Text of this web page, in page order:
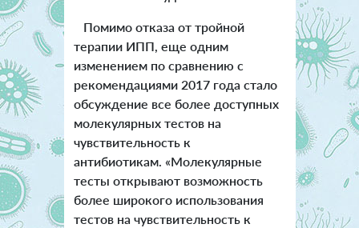
Помимо отказа от тройной
терапии ИПП, еще одним
изменением по сравнению с
рекомендациями 2017 года стало
обсуждение все более доступных
молекулярных тестов на
чувствительность к
антибиотикам. «Молекулярные
тесты открывают возможность
более широкого использования
тестов на чувствительность к